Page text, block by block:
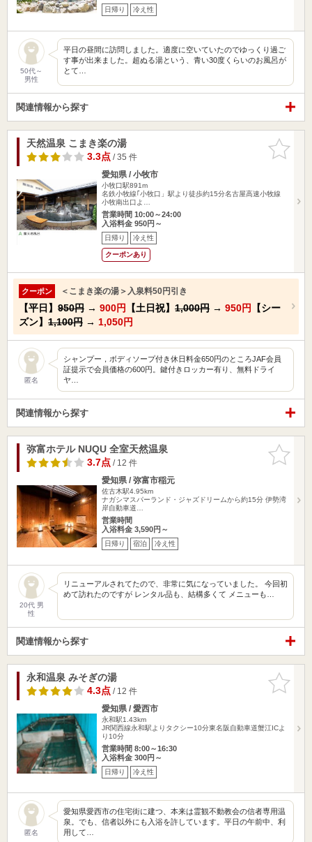
日帰り 冷え性
50代～
男性
平日の昼間に訪問しました。適度に空いていたのでゆっくり過ご
す事が出来ました。超ぬる湯という、青い30度くらいのお風呂が
とて…
関連情報から探す
お気に入
りに追加
天然温泉 こまき楽の湯
3.3点/ 35 件
愛知県 / 小牧市
小牧口駅891m
名鉄小牧線｢小牧口」駅より徒歩約15分名古屋高速小牧線
小牧南出口よ…
営業時間 10:00～24:00
入浴料金 950円～
日帰り 冷え性
クーポンあり
クーポン ＜こまき楽の湯＞入泉料50円引き
【平日】 950円 → 900円 【土日祝】 1,000円 → 950円
【シー
ズン】 1,100円 → 1,050円
匿名
シャンプー，ボディソープ付き休日料金650円のところJAF会員
証提示で会員価格の600円。鍵付きロッカー有り、無料ドライ
ヤ…
関連情報から探す
お気に入
りに追加
弥富ホテル NUQU 全室天然温泉
3.7点/ 12 件
愛知県 / 弥富市稲元
佐古木駅4.95km
ナガシマスパーランド・ジャズドリームから約15分 伊勢湾
岸自動車道…
営業時間
入浴料金 3,590円～
日帰り 宿泊 冷え性
20代 男
性
リニューアルされてたので、非常に気になっていました。 今回初
めて訪れたのですが レンタル品も、結構多くて メニューも…
関連情報から探す
お気に入
りに追加
永和温泉 みそぎの湯
4.3点/ 12 件
愛知県 / 愛西市
永和駅1.43km
JR関西線永和駅よりタクシー10分東名阪自動車道蟹江ICよ
り10分
営業時間 8:00～16:30
入浴料金 300円～
日帰り 冷え性
匿名
愛知県愛西市の住宅街に建つ、本来は霊観不動教会の信者専用温
泉。でも、信者以外にも入浴を許しています。平日の午前中、利
用して…